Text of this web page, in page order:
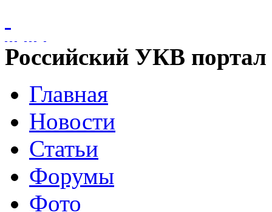
Российский УКВ портал
Главная
Новости
Статьи
Форумы
Фото